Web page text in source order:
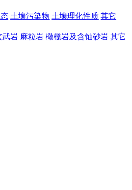
土壤污染物 土壤理化性质 其它
武岩 麻粒岩 橄榄岩及含铀砂岩 其它